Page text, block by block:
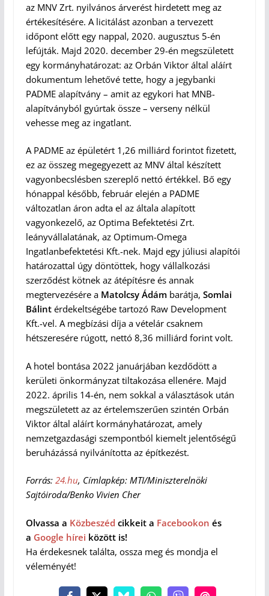
az MNV Zrt. nyilvános árverést hirdetett meg az
értékesítésére. A licitálást azonban a tervezett
időpont előtt egy nappal, 2020. augusztus 5-én
lefújták. Majd 2020. december 29-én megszületett
egy kormányhatározat: az Orbán Viktor által aláírt
dokumentum lehetővé tette, hogy a jegybanki
PADME alapítvány – amit az egykori hat MNB-
alapítványból gyúrtak össze – verseny nélkül
vehesse meg az ingatlant.
A PADME az épületért 1,26 milliárd forintot fizetett,
ez az összeg megegyezett az MNV által készített
vagyonbecslésben szereplő nettó értékkel. Bő egy
hónappal később, február elején a PADME
változatlan áron adta el az általa alapított
vagyonkezelő, az Optima Befektetési Zrt.
leányvállalatának, az Optimum-Omega
Ingatlanbefektetési Kft.-nek. Majd egy júliusi alapítói
határozattal úgy döntöttek, hogy vállalkozási
szerződést kötnek az átépítésre és annak
megtervezésére a Matolcsy Ádámbarátja, Somlai
Bálintérdekeltségébe tartozó Raw Development
Kft.-vel. A megbízási díja a vételár csaknem
hétszeresére rúgott, nettó 8,36 milliárd forint volt.
A hotel bontása 2022 januárjában kezdődött a
kerületi önkormányzat tiltakozása ellenére. Majd
2022. április 14-én, nem sokkal a választások után
megszületett az az értelemszerűen szintén Orbán
Viktor által aláírt kormányhatározat, amely
nemzetgazdasági szempontból kiemelt jelentőségű
beruházássá nyilvánította az építkezést.
Forrás: 24.hu, Címlapkép: MTI/Miniszterelnöki
Sajtóiroda/Benko Vivien Cher
Olvassa a Közbeszéd cikkeit a Facebookon és
a Google hírei között is!
Ha érdekesnek találta, ossza meg és mondja el
véleményét!